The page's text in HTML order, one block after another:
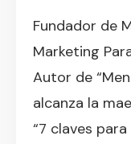
Fundador de
Marketing
Autor de
alcanza la
“7 claves